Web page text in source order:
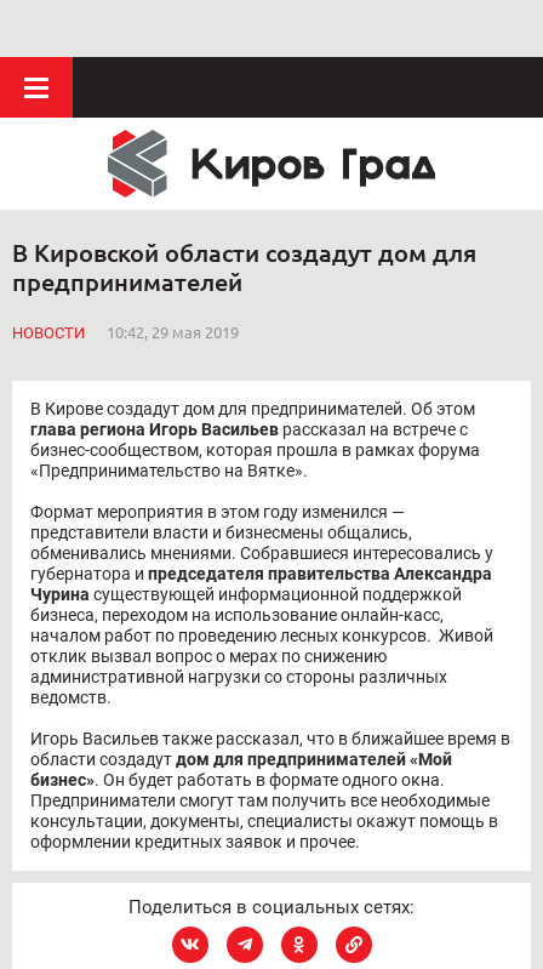
В Кировской области создадут дом для
предпринимателей
НОВОСТИ 10:42, 29 мая 2019
В Кирове создадут дом для предпринимателей. Об этом
глава региона Игорь Васильев рассказал на встрече с
бизнес-сообществом, которая прошла в рамках форума
«Предпринимательство на Вятке».
Формат мероприятия в этом году изменился —
представители власти и бизнесмены общались,
обменивались мнениями. Собравшиеся интересовались у
губернатора и председателя правительства Александра
Чурина существующей информационной поддержкой
бизнеса, переходом на использование онлайн-касс,
началом работ по проведению лесных конкурсов. Живой
отклик вызвал вопрос о мерах по снижению
административной нагрузки со стороны различных
ведомств.
Игорь Васильев также рассказал, что в ближайшее время в
области создадутдом для предпринимателей «Мой
бизнес». Он будет работать в формате одного окна.
Предприниматели смогут там получить все необходимые
консультации, документы, специалисты окажут помощь в
оформлении кредитных заявок и прочее.
Поделиться в социальных сетях: